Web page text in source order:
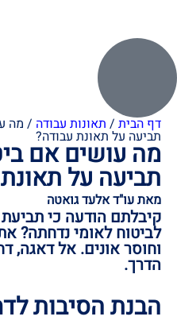
דף הבית / תאונות עבודה / מה
תביעה על תאונת עבודה?
מה עושים אם
תביעה על
מאת עו"ד אלעד גואטה
קיבלתם הודעה כי
לביטוח לאומי נדחתה?
וחוסר אונים. אל דאגה,
הדרך.
הבנת הסיבות